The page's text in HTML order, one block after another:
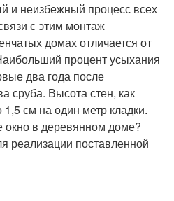
и неизбежный процесс всех
с этим монтаж
домах отличается от
процент усыхания
два года после
сруба. Высота стен, как
см на один метр кладки.
окно в деревянном доме?
реализации поставленной